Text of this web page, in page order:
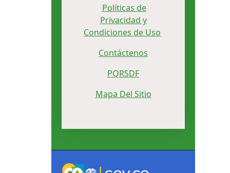
Políticas de
Privacidad y
Condiciones de Uso
Contáctenos
PQRSDF
Mapa Del Sitio